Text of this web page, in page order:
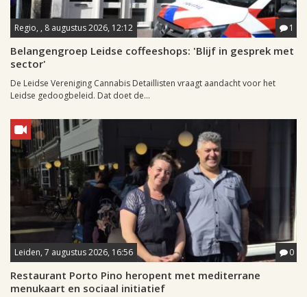
Regio, , 8 augustus 2026, 12:12 1
Belangengroep Leidse coffeeshops: 'Blijf in gesprek met
sector'
De Leidse Vereniging Cannabis Detaillisten vraagt aandacht voor het
Leidse gedoogbeleid. Dat doet de...
Leiden, 7 augustus 2026, 16:56 0
Restaurant Porto Pino heropent met mediterrane
menukaart en sociaal initiatief